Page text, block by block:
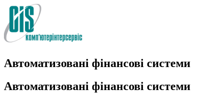
Автоматизовані фінансові системи
Автоматизовані фінансові системи